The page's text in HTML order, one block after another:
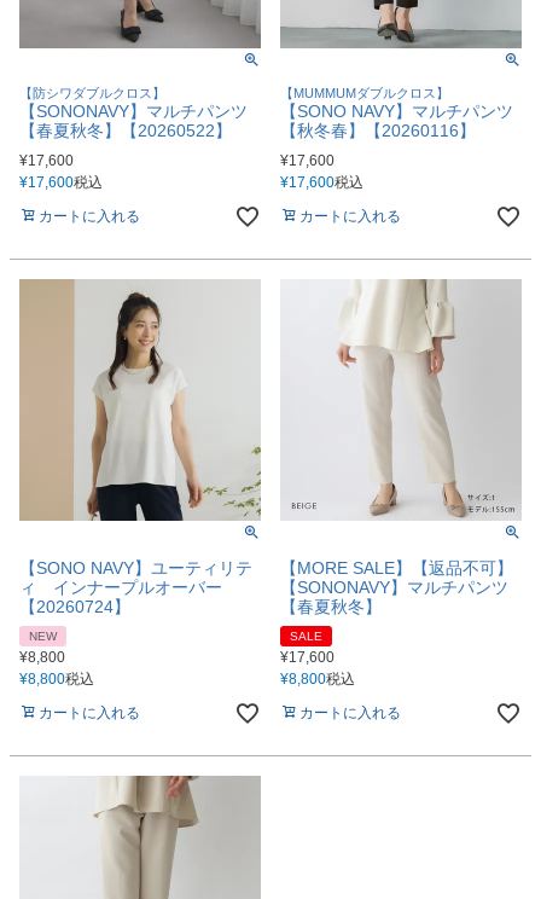
【防シワダブルクロス】
【SONONAVY】マルチパンツ
【春夏秋冬】【20260522】
¥17,600
¥17,600税込
カートに入れる
【MUMMUMダブルクロス】
【SONO NAVY】マルチパンツ
【秋冬春】【20260116】
¥17,600
¥17,600税込
カートに入れる
【SONO NAVY】ユーティリテ
ィ インナープルオーバー
【20260724】
NEW
¥8,800
¥8,800税込
カートに入れる
【MORE SALE】【返品不可】
【SONONAVY】マルチパンツ
【春夏秋冬】
SALE
¥17,600
¥8,800税込
カートに入れる